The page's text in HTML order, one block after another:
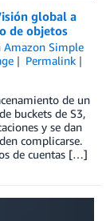
global a
de objetos
Amazon Simple
Permalink
de un
buckets de S3,
y se dan
complicarse.
de cuentas […]